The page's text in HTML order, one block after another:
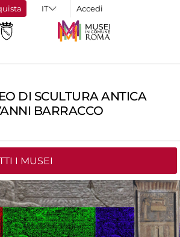
Accedi
DI SCULTURA ANTICA
BARRACCO
I MUSEI